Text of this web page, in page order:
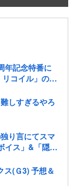
年記念特番に
コイル」の演
姫蒲を倒
しすぎるやろ
り言にてスマ
イス」&「隠し
放コマンドが
ス(Ｇ3) 予想＆